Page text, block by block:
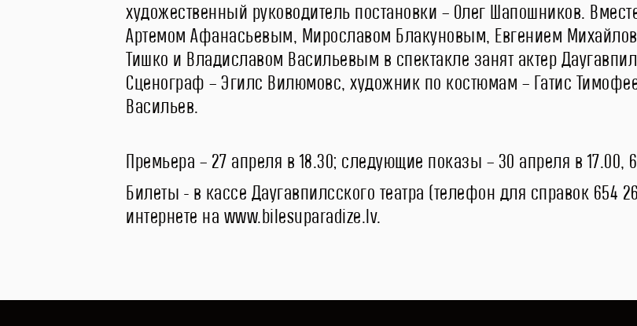
художественный руководитель постановки – Олег Шапошников.
Артемом Афанасьевым, Мирославом Блакуновым, Евгением
Тишко и Владиславом Васильевым в спектакле занят актер
Сценограф – Эгилс Вилюмовс, художник по костюмам – Гатис
Васильев.
Премьера – 27 апреля в 18.30; следующие показы – 30 апреля в 17.00,
Билеты - в кассе Даугавпилсского театра (телефон для справок 654
интернете на www.bilesuparadize.lv.